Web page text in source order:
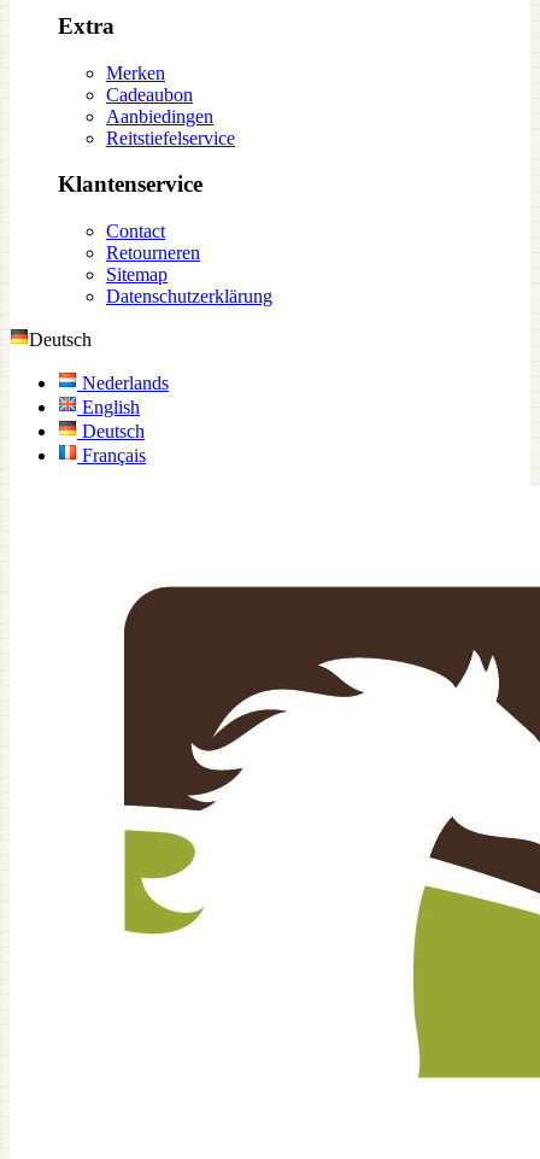
Extra
Merken
Cadeaubon
Aanbiedingen
Reitstiefelservice
Klantenservice
Contact
Retourneren
Sitemap
Datenschutzerklärung
Deutsch
Nederlands
English
Deutsch
Français